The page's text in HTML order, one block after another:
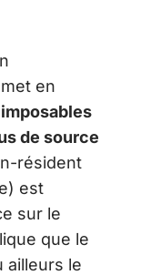
en
de source
résident
est
sur le
que le
ailleurs le